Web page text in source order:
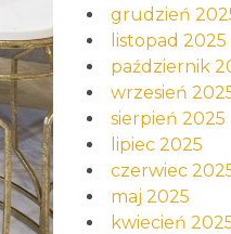
grudzień
listopad 2025
październik
wrzesień
sierpień 2025
lipiec 2025
czerwiec
maj 2025
kwiecień